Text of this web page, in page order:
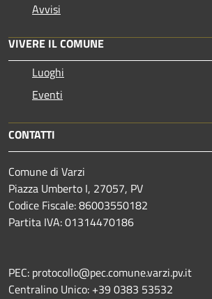
Avvisi
VIVERE IL COMUNE
Luoghi
Eventi
CONTATTI
Comune di Varzi
Piazza Umberto I, 27057, PV
Codice Fiscale: 86003550182
Partita IVA: 01314470186
PEC: protocollo@pec.comune.varzi.pv.it
Centralino Unico: +39 0383 53532